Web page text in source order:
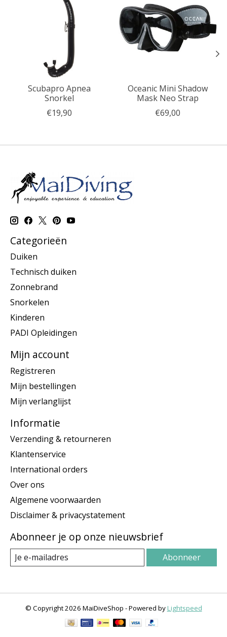
Scubapro Apnea
Snorkel
€19,90
Oceanic Mini Shadow
Mask Neo Strap
€69,00
Categorieën
Duiken
Technisch duiken
Zonnebrand
Snorkelen
Kinderen
PADI Opleidingen
Mijn account
Registreren
Mijn bestellingen
Mijn verlanglijst
Informatie
Verzending & retourneren
Klantenservice
International orders
Over ons
Algemene voorwaarden
Disclaimer & privacystatement
Abonneer je op onze nieuwsbrief
Abonneer
© Copyright 2026 MaiDiveShop - Powered byLightspeed